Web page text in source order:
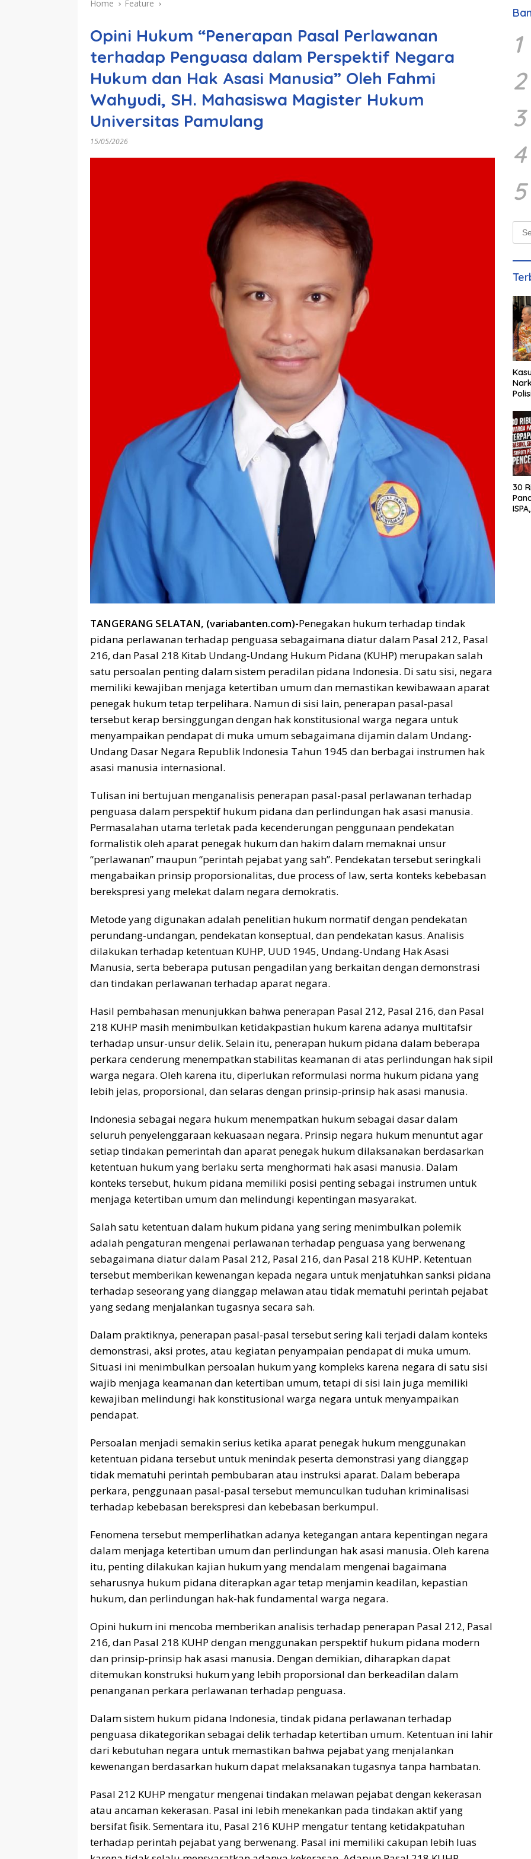
Home Feature
Opini Hukum “Penerapan Pasal Perlawanan
terhadap Penguasa dalam Perspektif Negara
Hukum dan Hak Asasi Manusia” Oleh Fahmi
Wahyudi, SH. Mahasiswa Magister Hukum
Universitas Pamulang
15/05/2026
TANGERANG SELATAN, (variabanten.com)-Penegakan hukum terhadap tindak
pidana perlawanan terhadap penguasa sebagaimana diatur dalam Pasal 212, Pasal
216, dan Pasal 218 Kitab Undang-Undang Hukum Pidana (KUHP) merupakan salah
satu persoalan penting dalam sistem peradilan pidana Indonesia. Di satu sisi, negara
memiliki kewajiban menjaga ketertiban umum dan memastikan kewibawaan aparat
penegak hukum tetap terpelihara. Namun di sisi lain, penerapan pasal-pasal
tersebut kerap bersinggungan dengan hak konstitusional warga negara untuk
menyampaikan pendapat di muka umum sebagaimana dijamin dalam Undang-
Undang Dasar Negara Republik Indonesia Tahun 1945 dan berbagai instrumen hak
asasi manusia internasional.
Tulisan ini bertujuan menganalisis penerapan pasal-pasal perlawanan terhadap
penguasa dalam perspektif hukum pidana dan perlindungan hak asasi manusia.
Permasalahan utama terletak pada kecenderungan penggunaan pendekatan
formalistik oleh aparat penegak hukum dan hakim dalam memaknai unsur
“perlawanan” maupun “perintah pejabat yang sah”. Pendekatan tersebut seringkali
mengabaikan prinsip proporsionalitas, due process of law, serta konteks kebebasan
berekspresi yang melekat dalam negara demokratis.
Metode yang digunakan adalah penelitian hukum normatif dengan pendekatan
perundang-undangan, pendekatan konseptual, dan pendekatan kasus. Analisis
dilakukan terhadap ketentuan KUHP, UUD 1945, Undang-Undang Hak Asasi
Manusia, serta beberapa putusan pengadilan yang berkaitan dengan demonstrasi
dan tindakan perlawanan terhadap aparat negara.
Hasil pembahasan menunjukkan bahwa penerapan Pasal 212, Pasal 216, dan Pasal
218 KUHP masih menimbulkan ketidakpastian hukum karena adanya multitafsir
terhadap unsur-unsur delik. Selain itu, penerapan hukum pidana dalam beberapa
perkara cenderung menempatkan stabilitas keamanan di atas perlindungan hak sipil
warga negara. Oleh karena itu, diperlukan reformulasi norma hukum pidana yang
lebih jelas, proporsional, dan selaras dengan prinsip-prinsip hak asasi manusia.
Indonesia sebagai negara hukum menempatkan hukum sebagai dasar dalam
seluruh penyelenggaraan kekuasaan negara. Prinsip negara hukum menuntut agar
setiap tindakan pemerintah dan aparat penegak hukum dilaksanakan berdasarkan
ketentuan hukum yang berlaku serta menghormati hak asasi manusia. Dalam
konteks tersebut, hukum pidana memiliki posisi penting sebagai instrumen untuk
menjaga ketertiban umum dan melindungi kepentingan masyarakat.
Salah satu ketentuan dalam hukum pidana yang sering menimbulkan polemik
adalah pengaturan mengenai perlawanan terhadap penguasa yang berwenang
sebagaimana diatur dalam Pasal 212, Pasal 216, dan Pasal 218 KUHP. Ketentuan
tersebut memberikan kewenangan kepada negara untuk menjatuhkan sanksi pidana
terhadap seseorang yang dianggap melawan atau tidak mematuhi perintah pejabat
yang sedang menjalankan tugasnya secara sah.
Dalam praktiknya, penerapan pasal-pasal tersebut sering kali terjadi dalam konteks
demonstrasi, aksi protes, atau kegiatan penyampaian pendapat di muka umum.
Situasi ini menimbulkan persoalan hukum yang kompleks karena negara di satu sisi
wajib menjaga keamanan dan ketertiban umum, tetapi di sisi lain juga memiliki
kewajiban melindungi hak konstitusional warga negara untuk menyampaikan
pendapat.
Persoalan menjadi semakin serius ketika aparat penegak hukum menggunakan
ketentuan pidana tersebut untuk menindak peserta demonstrasi yang dianggap
tidak mematuhi perintah pembubaran atau instruksi aparat. Dalam beberapa
perkara, penggunaan pasal-pasal tersebut memunculkan tuduhan kriminalisasi
terhadap kebebasan berekspresi dan kebebasan berkumpul.
Fenomena tersebut memperlihatkan adanya ketegangan antara kepentingan negara
dalam menjaga ketertiban umum dan perlindungan hak asasi manusia. Oleh karena
itu, penting dilakukan kajian hukum yang mendalam mengenai bagaimana
seharusnya hukum pidana diterapkan agar tetap menjamin keadilan, kepastian
hukum, dan perlindungan hak-hak fundamental warga negara.
Opini hukum ini mencoba memberikan analisis terhadap penerapan Pasal 212, Pasal
216, dan Pasal 218 KUHP dengan menggunakan perspektif hukum pidana modern
dan prinsip-prinsip hak asasi manusia. Dengan demikian, diharapkan dapat
ditemukan konstruksi hukum yang lebih proporsional dan berkeadilan dalam
penanganan perkara perlawanan terhadap penguasa.
Dalam sistem hukum pidana Indonesia, tindak pidana perlawanan terhadap
penguasa dikategorikan sebagai delik terhadap ketertiban umum. Ketentuan ini lahir
dari kebutuhan negara untuk memastikan bahwa pejabat yang menjalankan
kewenangan berdasarkan hukum dapat melaksanakan tugasnya tanpa hambatan.
Pasal 212 KUHP mengatur mengenai tindakan melawan pejabat dengan kekerasan
atau ancaman kekerasan. Pasal ini lebih menekankan pada tindakan aktif yang
bersifat fisik. Sementara itu, Pasal 216 KUHP mengatur tentang ketidakpatuhan
terhadap perintah pejabat yang berwenang. Pasal ini memiliki cakupan lebih luas
1
2
3
4
5
for:
30